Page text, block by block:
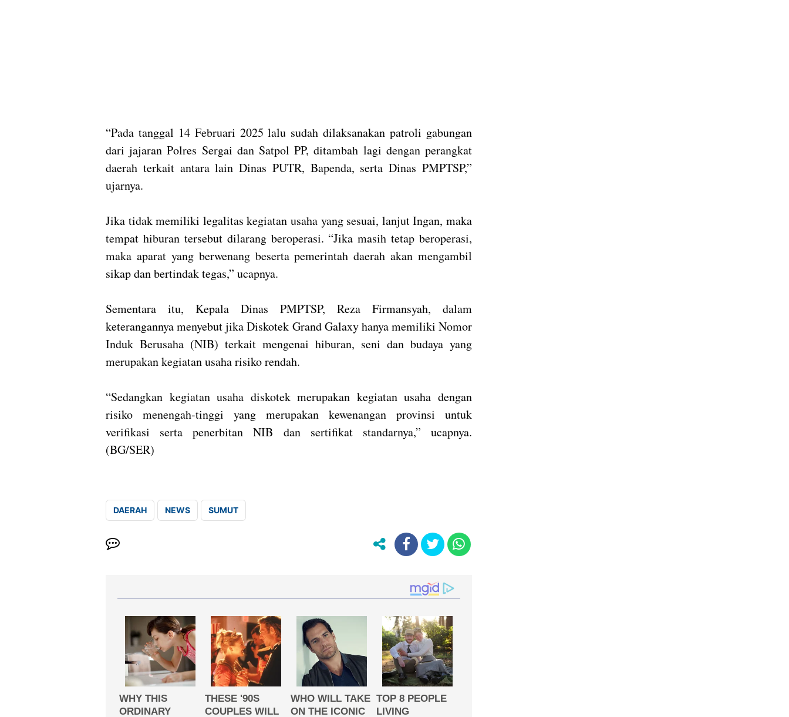
“Pada tanggal 14 Februari 2025 lalu sudah dilaksanakan patroli gabungan
dari jajaran Polres Sergai dan Satpol PP, ditambah lagi dengan perangkat
daerah terkait antara lain Dinas PUTR, Bapenda, serta Dinas PMPTSP,”
ujarnya.
Jika tidak memiliki legalitas kegiatan usaha yang sesuai, lanjut Ingan, maka
tempat hiburan tersebut dilarang beroperasi. “Jika masih tetap beroperasi,
maka aparat yang berwenang beserta pemerintah daerah akan mengambil
sikap dan bertindak tegas,” ucapnya.
Sementara itu, Kepala Dinas PMPTSP, Reza Firmansyah, dalam
keterangannya menyebut jika Diskotek Grand Galaxy hanya memiliki Nomor
Induk Berusaha (NIB) terkait mengenai hiburan, seni dan budaya yang
merupakan kegiatan usaha risiko rendah.
“Sedangkan kegiatan usaha diskotek merupakan kegiatan usaha dengan
risiko menengah-tinggi yang merupakan kewenangan provinsi untuk
verifikasi serta penerbitan NIB dan sertifikat standarnya,” ucapnya.
(BG/SER)
DAERAH NEWS SUMUT